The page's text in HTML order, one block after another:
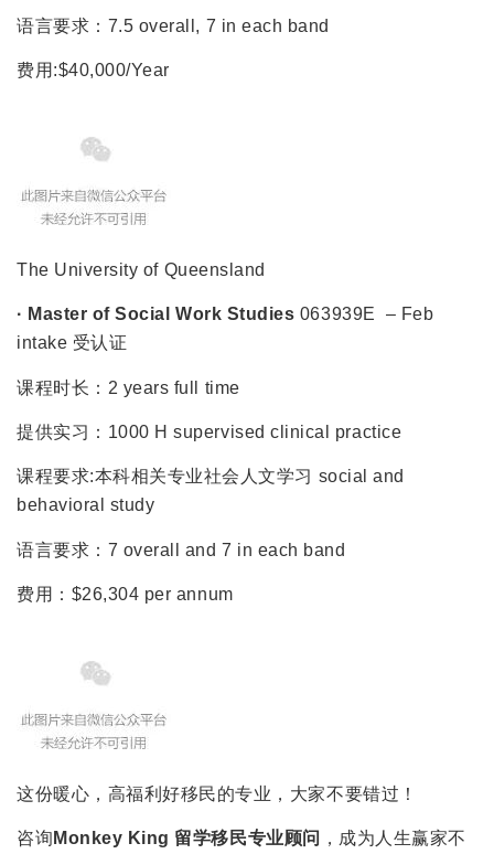
语言要求：7.5 overall, 7 in each band
费用:$40,000/Year
The University of Queensland
· Master of Social Work Studies 063939E – Feb
intake 受认证
课程时长：2 years full time
提供实习：1000 H supervised clinical practice
课程要求:本科相关专业社会人文学习 social and
behavioral study
语言要求：7 overall and 7 in each band
费用：$26,304 per annum
这份暖心，高福利好移民的专业，大家不要错过！
咨询 Monkey King 留学移民专业顾问 ，成为人生赢家不